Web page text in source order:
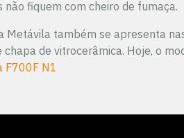
fiquem com cheiro de fumaça.
Metávila também se apresenta
de vitrocerâmica. Hoje, o
F700F N1